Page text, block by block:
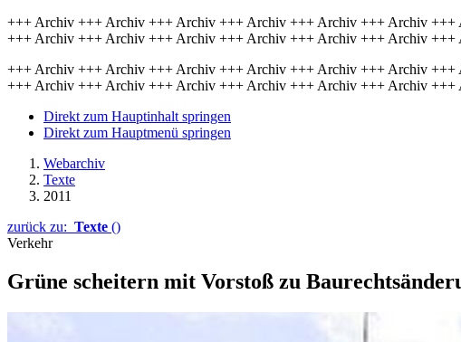
+++ Archiv +++ Archiv +++ Archiv +++ Archiv +++ Archiv +++ Archiv
+++ Archiv +++ Archiv +++ Archiv +++ Archiv +++ Archiv +++ Archiv
+++ Archiv +++ Archiv +++ Archiv +++ Archiv +++ Archiv +++ Archiv
+++ Archiv +++ Archiv +++ Archiv +++ Archiv +++ Archiv +++ Archiv
Direkt zum Hauptinhalt springen
Direkt zum Hauptmenü springen
Webarchiv
Texte
2011
zurück zu: Texte ()
Verkehr
Grüne scheitern mit Vorstoß zu